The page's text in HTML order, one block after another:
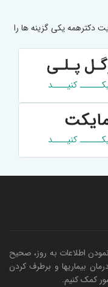
دکترهمه یکی گزینه ها را
اطلاعات به روز، صحیح
بیماریها و برطرف کردن
کمک کنیم.